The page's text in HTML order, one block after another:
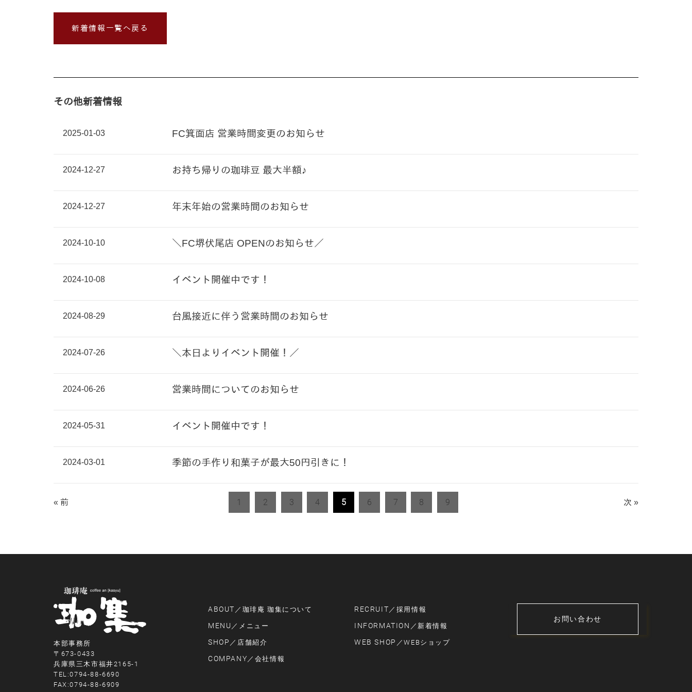
新着情報一覧へ戻る
その他新着情報
2025-01-03 FC箕面店 営業時間変更のお知らせ
2024-12-27 お持ち帰りの珈琲豆 最大半額♪
2024-12-27 年末年始の営業時間のお知らせ
2024-10-10 ＼FC堺伏尾店 OPENのお知らせ／
2024-10-08 イベント開催中です！
2024-08-29 台風接近に伴う営業時間のお知らせ
2024-07-26 ＼本日よりイベント開催！／
2024-06-26 営業時間についてのお知らせ
2024-05-31 イベント開催中です！
2024-03-01 季節の手作り和菓子が最大50円引きに！
« 前 1 2 3 4 5 6 7 8 9 次 »
本部事務所
〒673-0433
兵庫県三木市福井2165-1
TEL:0794-88-6690
FAX:0794-88-6909
ABOUT ／珈琲庵 珈集について RECRUIT ／採用情報
MENU ／メニュー INFORMATION ／新着情報
SHOP ／店舗紹介 WEB SHOP ／WEBショップ
COMPANY ／会社情報
お問い合わせ